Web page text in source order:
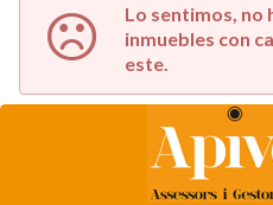
Lo sentimos, no
inmuebles con
este.